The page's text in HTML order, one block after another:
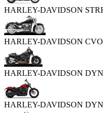
HARLEY-DAVIDSON
HARLEY-DAVIDSON
HARLEY-DAVIDSON
HARLEY-DAVIDSON